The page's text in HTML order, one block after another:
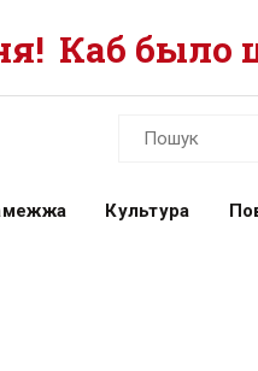
Каб было
Культура